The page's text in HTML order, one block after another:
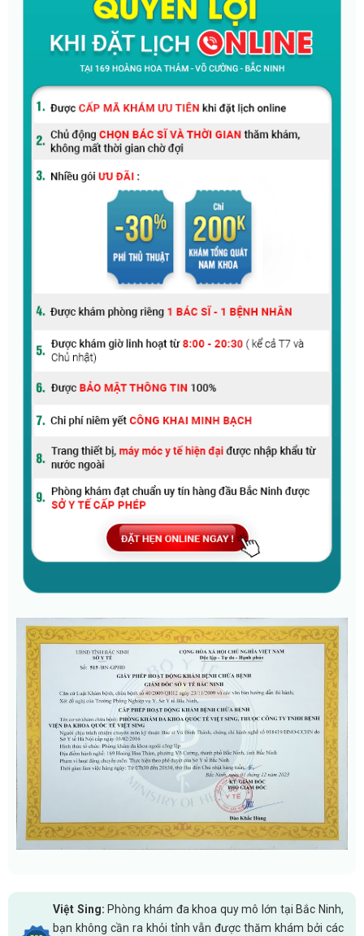
Việt Sing: Phòng khám đa khoa quy mô lớn tại Bắc Ninh,
bạn không cần ra khỏi tỉnh vẫn được thăm khám bởi các